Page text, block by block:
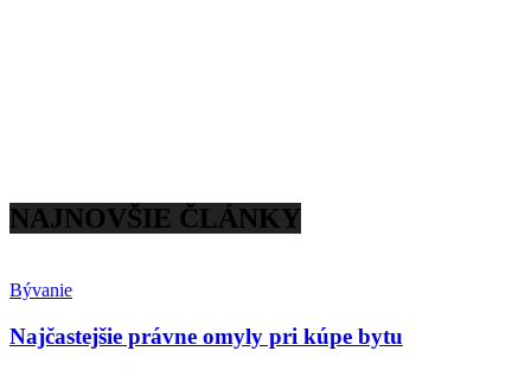
NAJNOVŠIE ČLÁNKY
Bývanie
Najčastejšie právne omyly pri kúpe bytu